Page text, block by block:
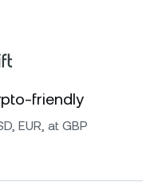
friendly
EUR, at GBP